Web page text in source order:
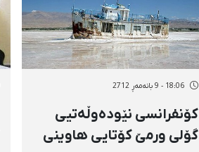
18:06 - 9 بانەمەڕ 2712
كۆنفرانسی نێودەوڵەتیی
گۆلی ورمێ‌ كۆتایی هاوینی